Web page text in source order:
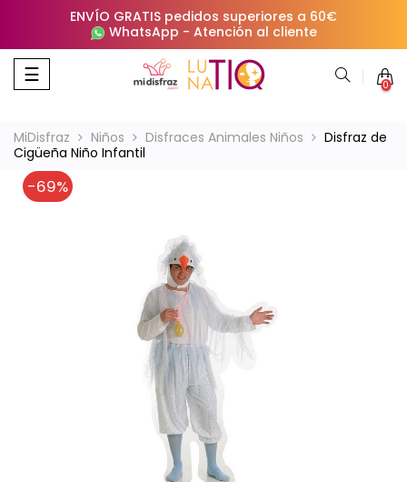
ENVÍO GRATIS pedidos superiores a 60€
WhatsApp - Atención al cliente
Navegación
de
☰ 0
MiDisfraz Niños Disfraces Animales Niños
Disfraz de
Cigüeña Niño Infantil
-69%